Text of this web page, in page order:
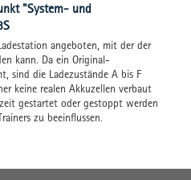
"System- und
angeboten, mit der der
kann. Da ein Original-
sind die Ladezustände A bis F
keine realen Akkuzellen verbaut
gestartet oder gestoppt werden
zu beeinflussen.